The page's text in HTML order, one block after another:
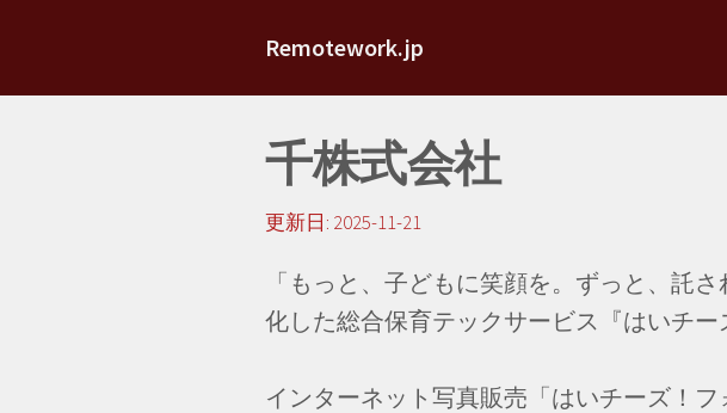
Remotework.jp
千株式会社
更新日: 2025-11-21
「もっと、子どもに笑顔を。ずっと、託
化した総合保育テックサービス『はいチー
インターネット写真販売「はいチーズ！